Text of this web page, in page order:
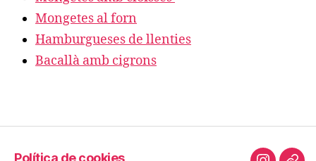
Mongetes al forn
Hamburgueses de llenties
Bacallà amb cigrons
Política de cookies